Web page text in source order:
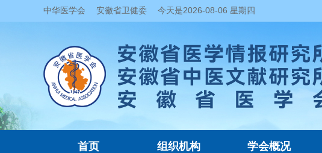
中华医学会 安徽省卫健委 今天是2026-08-06 星期四
首页 组织机构 学会概况